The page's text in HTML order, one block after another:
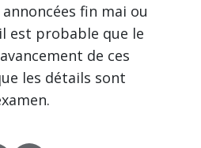
fin mai ou
est probable que le
de ces
les détails sont